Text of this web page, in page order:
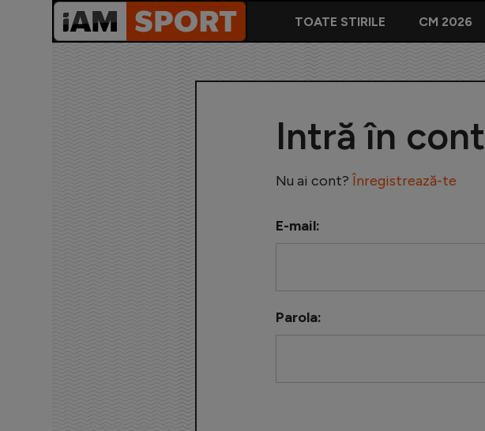
TOATE STIRILE CM 2026
Intră în cont
Nu ai cont? Înregistrează-te
E-mail:
Parola: